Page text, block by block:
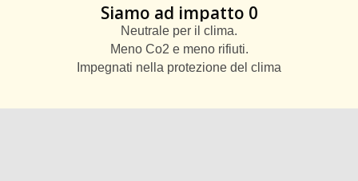
Siamo ad impatto 0
Neutrale per il clima.
Meno Co2 e meno rifiuti.
Impegnati nella protezione del clima